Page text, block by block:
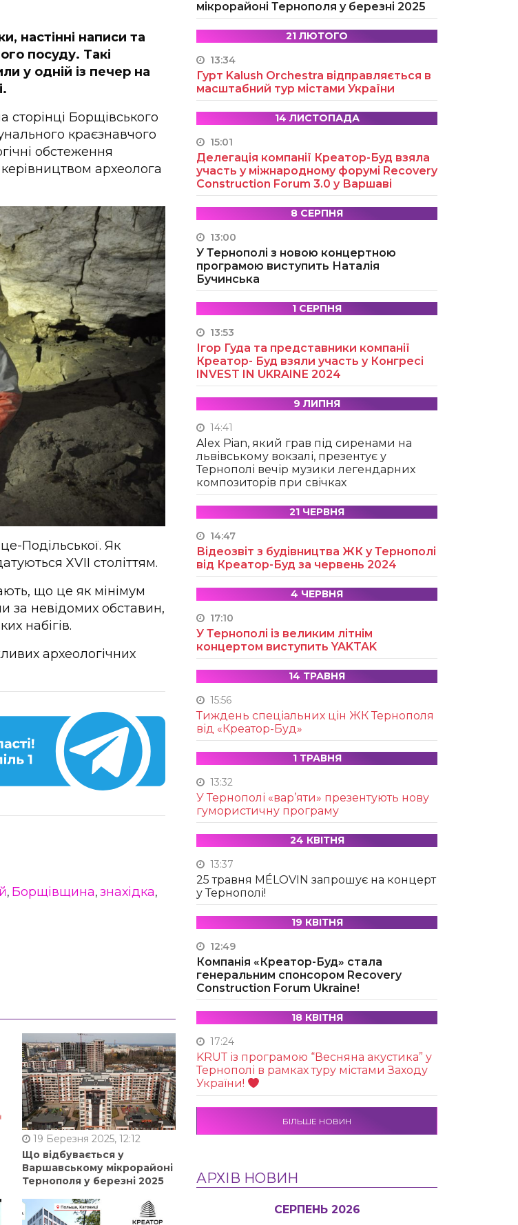
настінні написи та
посуду. Такі
у одній із печер на
сторінці Борщівського
краєзнавчого
обстеження
археолога
Подільської. Як
XVII століттям.
що це як мінімум
за невідомих обставин,
набігів.
археологічних
, Борщівщина, знахідка,
19 Березня 2025, 12:12
Що відбувається у
Варшавському мікрорайоні
Тернополя у березні 2025
мікрорайоні Тернополя у березні 2025
21 ЛЮТОГО
13:34
Гурт Kalush Orchestra відправляється в
масштабний тур містами України
14 ЛИСТОПАДА
15:01
Делегація компанії Креатор-Буд взяла
участь у міжнародному форумі Recovery
Construction Forum 3.0 у Варшаві
8 СЕРПНЯ
13:00
У Тернополі з новою концертною
програмою виступить Наталія
Бучинська
1 СЕРПНЯ
13:53
Ігор Гуда та представники компанії
Креатор- Буд взяли участь у Конгресі
INVEST IN UKRAINE 2024
9 ЛИПНЯ
14:41
Alex Pian, який грав під сиренами на
львівському вокзалі, презентує у
Тернополі вечір музики легендарних
композиторів при свічках
21 ЧЕРВНЯ
14:47
Відеозвіт з будівництва ЖК у Тернополі
від Креатор-Буд за червень 2024
4 ЧЕРВНЯ
17:10
У Тернополі із великим літнім
концертом виступить YAKTAK
14 ТРАВНЯ
15:56
Тиждень спеціальних цін ЖК Тернополя
від «Креатор-Буд»
1 ТРАВНЯ
13:32
У Тернополі «вар’яти» презентують нову
гумористичну програму
24 КВІТНЯ
13:37
25 травня MÉLOVIN запрошує на концерт
у Тернополі!
19 КВІТНЯ
12:49
Компанія «Креатор-Буд» стала
генеральним спонсором Recovery
Construction Forum Ukraine!
18 КВІТНЯ
17:24
KRUТ із програмою “Весняна акустика” у
Тернополі в рамках туру містами Заходу
України!
БІЛЬШЕ НОВИН
АРХІВ НОВИН
СЕРПЕНЬ 2026